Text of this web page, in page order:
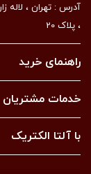
آدرس : تهران ، لاله
، پلاک 20
راهنمای خرید
خدمات مشتریان
با آلتا الکتریک